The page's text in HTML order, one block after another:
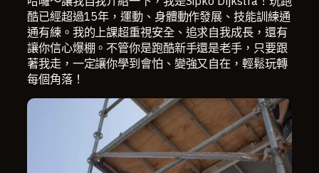
酷已經超過15年，運動、身體動作發展、技能訓練通
通有練。我的上課超重視安全、追求自我成長，還有
讓你信心爆棚。不管你是跑酷新手還是老手，只要跟
著我走，一定讓你學到會怕、變強又自在，輕鬆玩轉
每個角落！